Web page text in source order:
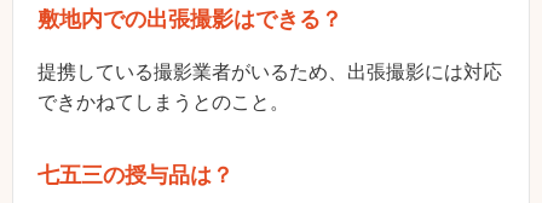
敷地内での出張撮影はできる？
提携している撮影業者がいるため、出張撮影には対応
できかねてしまうとのこと。
七五三の授与品は？